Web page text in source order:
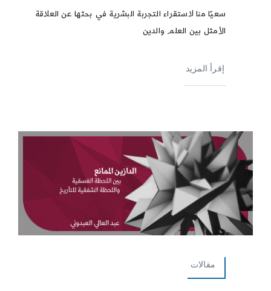
سعيًا منا لاستقراء التجربة البشرية في بحثها عن العلاقة
الأمثل بين العلم والدين
إقرأ المزيد
مقالات